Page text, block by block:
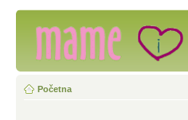
Početna